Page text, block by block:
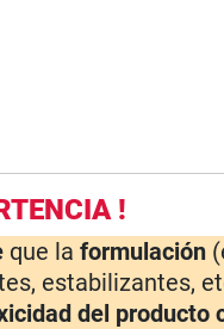
!
que laformulación
estabilizantes,
del producto